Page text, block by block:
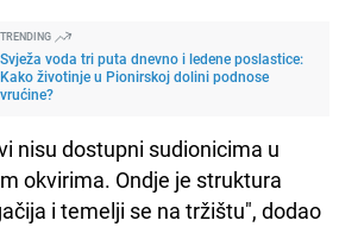
TRENDING
Svježa voda tri puta dnevno i ledene poslastice:
Kako životinje u Pionirskoj dolini podnose
vrućine?
nisu dostupni sudionicima u
okvirima. Ondje je struktura
i temelji se na tržištu", dodao